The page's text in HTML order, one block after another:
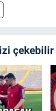
çekebilir